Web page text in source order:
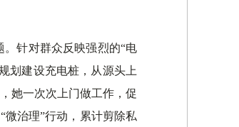
。针对群众反映强烈的“电
划建设充电桩，从源头上
她一次次上门做工作，促
微治理”行动，累计剪除私